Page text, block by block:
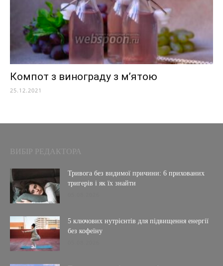
Компот з винограду з м’ятою
25.12.2021
ВИБІР РЕДАКТОРА
Тривога без видимої причини: 6 прихованих
тригерів і як їх знайти
5 ключових нутрієнтів для підвищення енергії
без кофеїну